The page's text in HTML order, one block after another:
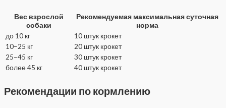
Вес взрослой
собаки
Рекомендуемая максимальная суточная
норма
до 10 кг
10 штук крокет
10–25 кг
20 штук крокет
25–45 кг
30 штук крокет
более 45 кг
40 штук крокет
Рекомендации по кормлению